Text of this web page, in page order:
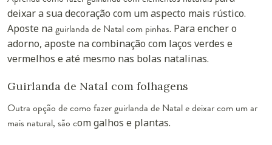
deixar a sua decoração com um aspecto mais rústico.
Aposte naguirlanda de Natal com pinhas. Para encher o
adorno, aposte na combinação com laços verdes e
vermelhos e até mesmo nas bolas natalinas.
Guirlanda de Natal com folhagens
Outra opção de como fazer guirlanda de Natal e deixar com um ar
mais natural, são com galhos e plantas.